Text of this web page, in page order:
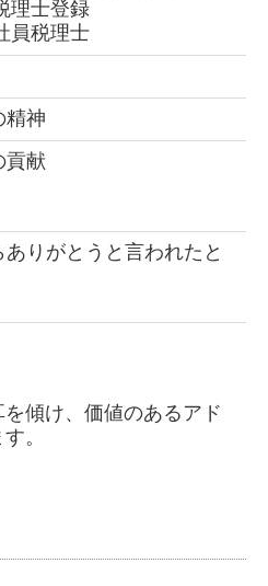
士登録
税理士
精神
貢献
ありがとうと言われたと
傾け、価値のあるアド
。